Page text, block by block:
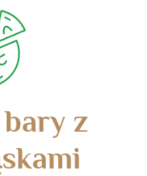
z